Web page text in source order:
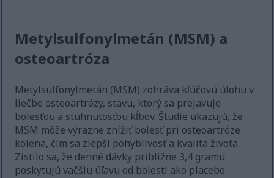
Metylsulfonylmetán (MSM) a
osteoartróza
Metylsulfonylmetán (MSM) zohráva kľúčovú úlohu v
liečbe osteoartrózy, stavu, ktorý sa prejavuje
bolesťou a stuhnutosťou kĺbov. Štúdie ukazujú, že
MSM môže výrazne znížiť bolesť pri osteoartróze
kolena, čím sa zlepší pohyblivosť a kvalita života.
Zistilo sa, že denné dávky približne 3,4 gramu
poskytujú väčšiu úľavu od bolesti ako placebo.